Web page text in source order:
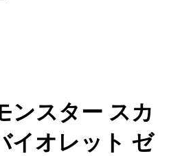
ンスター スカ
イオレット ゼ